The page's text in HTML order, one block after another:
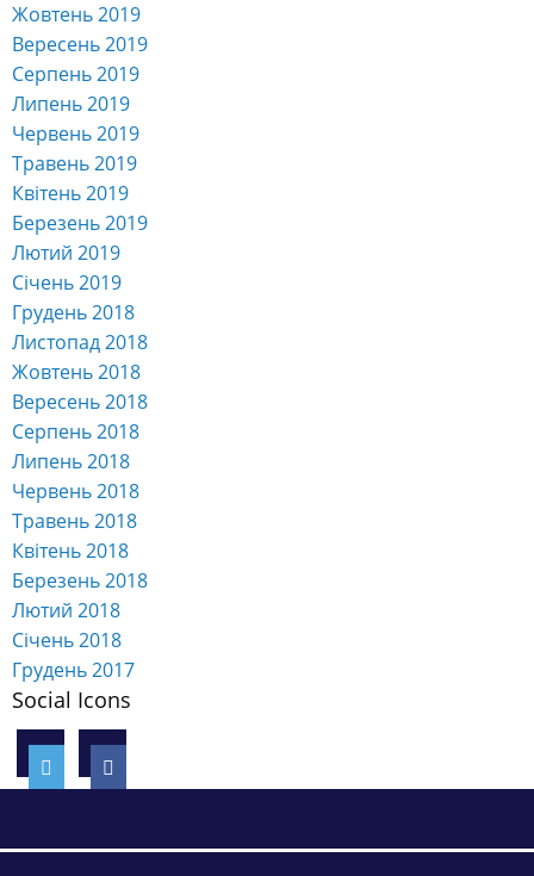
Жовтень 2019
Вересень 2019
Серпень 2019
Липень 2019
Червень 2019
Травень 2019
Квітень 2019
Березень 2019
Лютий 2019
Січень 2019
Грудень 2018
Листопад 2018
Жовтень 2018
Вересень 2018
Серпень 2018
Липень 2018
Червень 2018
Травень 2018
Квітень 2018
Березень 2018
Лютий 2018
Січень 2018
Грудень 2017
Social Icons